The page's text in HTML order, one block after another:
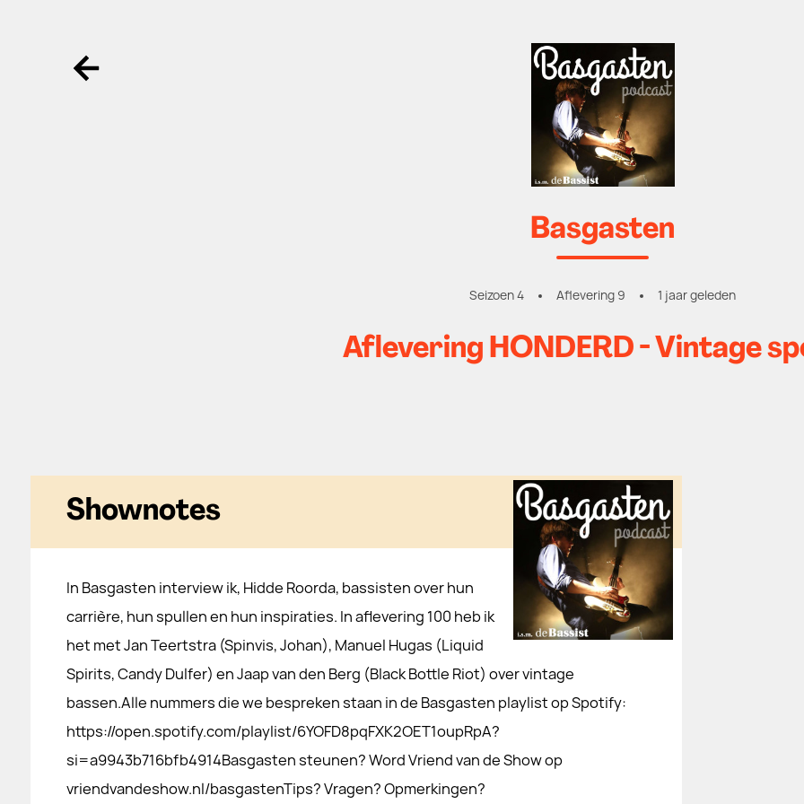
Ga terug
Basgasten
Seizoen 4 Aflevering 9 1 jaar geleden
Aflevering HONDERD - Vintage
Shownotes
In Basgasten interview ik, Hidde Roorda, bassisten over hun
carrière, hun spullen en hun inspiraties. In aflevering 100 heb ik
het met Jan Teertstra (Spinvis, Johan), Manuel Hugas (Liquid
Spirits, Candy Dulfer) en Jaap van den Berg (Black Bottle Riot) over vintage
bassen.Alle nummers die we bespreken staan in de Basgasten playlist op Spotify:
https://open.spotify.com/playlist/6YOFD8pqFXK2OET1oupRpA?
si=a9943b716bfb4914Basgasten steunen? Word Vriend van de Show op
vriendvandeshow.nl/basgastenTips? Vragen? Opmerkingen?